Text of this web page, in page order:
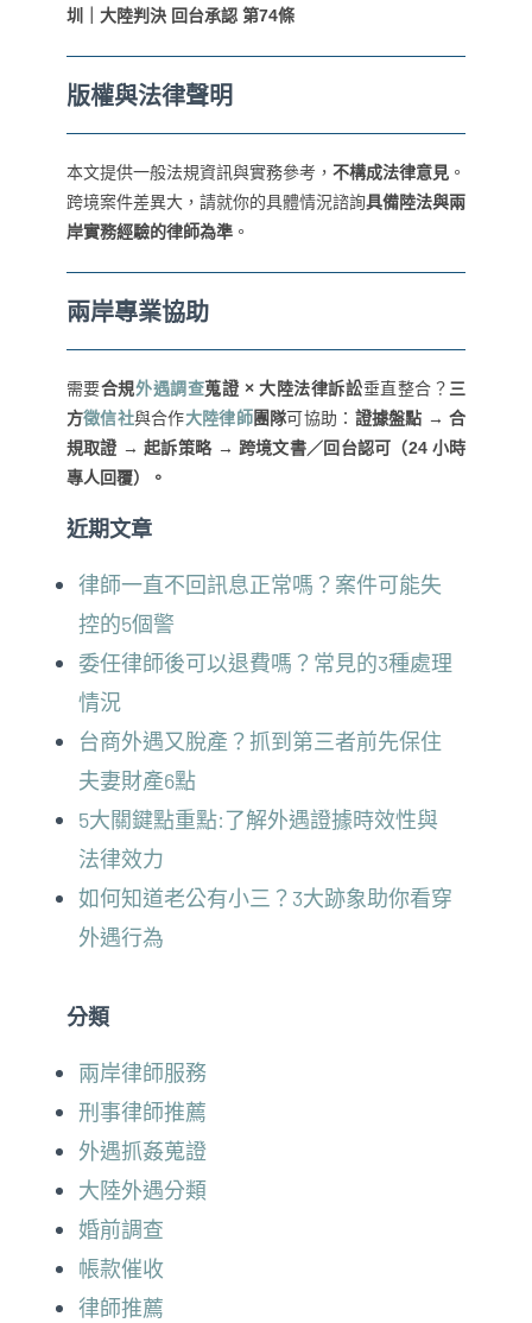
圳｜大陸判決 回台承認 第74條
版權與法律聲明
本文提供一般法規資訊與實務參考，不構成法律意見 。
跨境案件差異大，請就你的具體情況諮詢具備陸法與兩
岸實務經驗的律師為準。
兩岸專業協助
需要合規外遇調查蒐證 × 大陸法律訴訟垂直整合？ 三
方徵信社與合作大陸律師團隊可協助： 證據盤點 → 合
規取證 → 起訴策略 → 跨境文書／回台認可（24 小時
專人回覆）。
近期文章
律師一直不回訊息正常嗎？案件可能失
控的5個警
委任律師後可以退費嗎？常見的3種處理
情況
台商外遇又脫產？抓到第三者前先保住
夫妻財產6點
5大關鍵點重點:了解外遇證據時效性與
法律效力
如何知道老公有小三？3大跡象助你看穿
外遇行為
分類
兩岸律師服務
刑事律師推薦
外遇抓姦蒐證
大陸外遇分類
婚前調查
帳款催收
律師推薦